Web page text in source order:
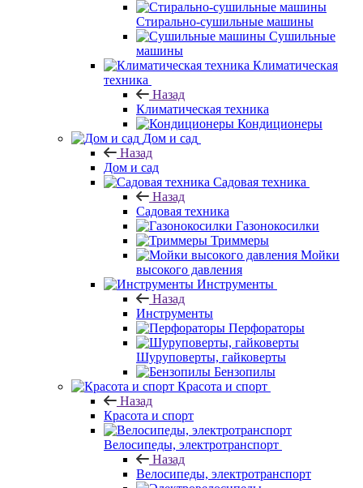
Стирально-сушильные машины
Сушильные
машины
Климатическая
техника
Назад
Климатическая техника
Кондиционеры
Дом и сад
Назад
Дом и сад
Садовая техника
Назад
Садовая техника
Газонокосилки
Триммеры
Мойки
высокого давления
Инструменты
Назад
Инструменты
Перфораторы
Шуруповерты, гайковерты
Бензопилы
Красота и спорт
Назад
Красота и спорт
Велосипеды, электротранспорт
Назад
Велосипеды, электротранспорт